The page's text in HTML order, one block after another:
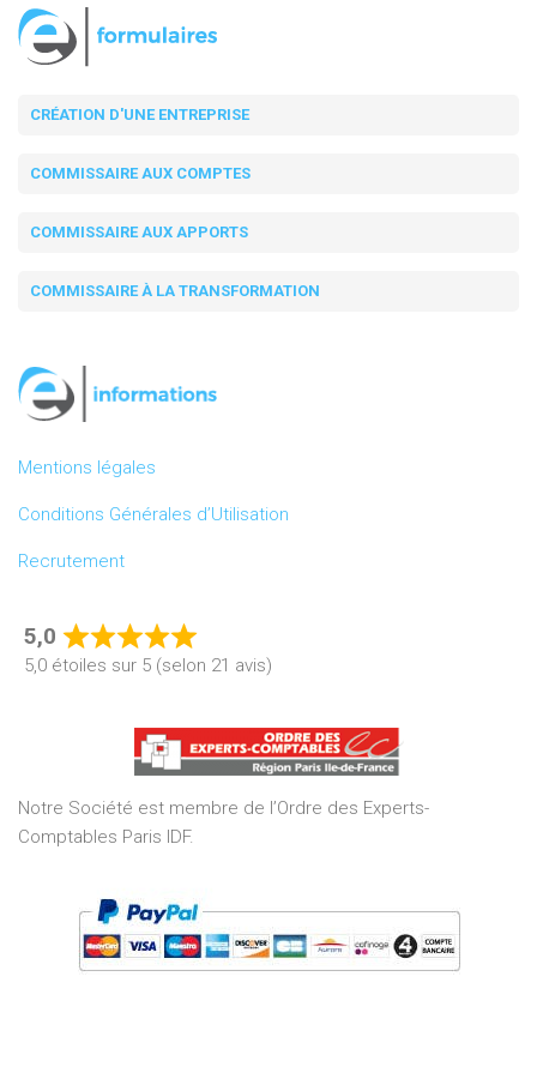
CRÉATION D'UNE ENTREPRISE
COMMISSAIRE AUX COMPTES
COMMISSAIRE AUX APPORTS
COMMISSAIRE À LA TRANSFORMATION
Mentions légales
Conditions Générales d’Utilisation
Recrutement
5,0
Rated
5,0
of
5
5,0 étoiles sur 5 (selon 21 avis)
Notre Société est membre de l’Ordre des Experts-
Comptables Paris IDF.